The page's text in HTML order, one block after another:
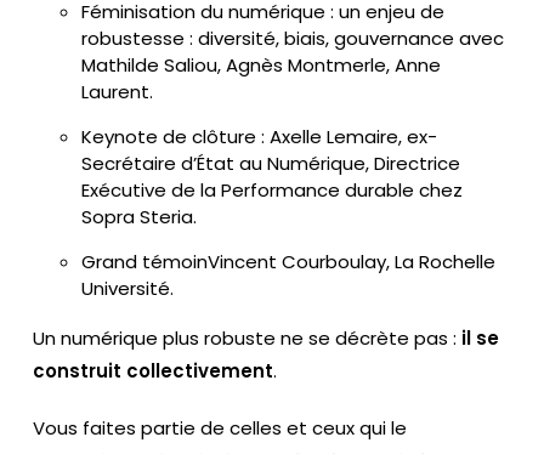
Féminisation du numérique : un enjeu de
robustesse : diversité, biais, gouvernance avec
Mathilde Saliou, Agnès Montmerle, Anne
Laurent.
Keynote de clôture : Axelle Lemaire, ex-
Secrétaire d’État au Numérique, Directrice
Exécutive de la Performance durable chez
Sopra Steria.
Grand témoinVincent Courboulay, La Rochelle
Université.
Un numérique plus robuste ne se décrète pas : il se
construit collectivement.
Vous faites partie de celles et ceux qui le